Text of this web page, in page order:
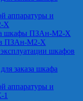
аппаратуры и
Х
шкафы ПЗАн-М2-Х
ПЗАн-М2-Х
шкафов
заказа шкафа
аппаратуры и
1